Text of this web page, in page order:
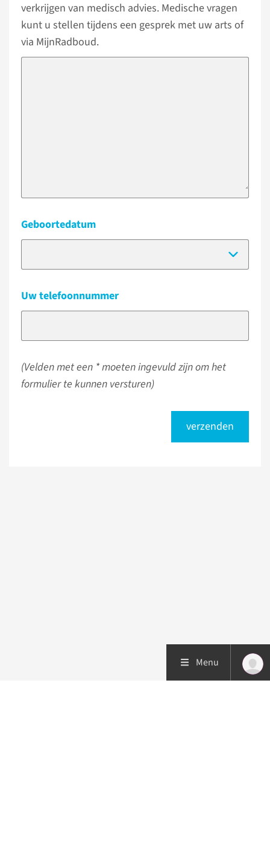
verkrijgen van medisch advies. Medische vragen
kunt u stellen tijdens een gesprek met uw arts of
via MijnRadboud.
Geboortedatum
Uw telefoonnummer
(Velden met een * moeten ingevuld zijn om het
formulier te kunnen versturen)
verzenden
Menu